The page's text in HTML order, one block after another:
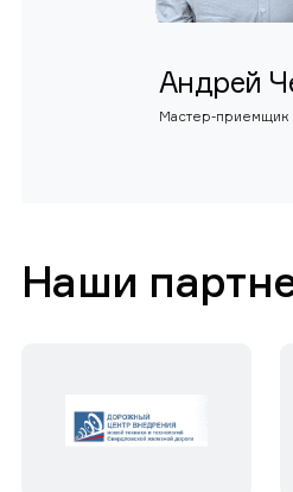
Андрей
Мастер-приемщик
Наши